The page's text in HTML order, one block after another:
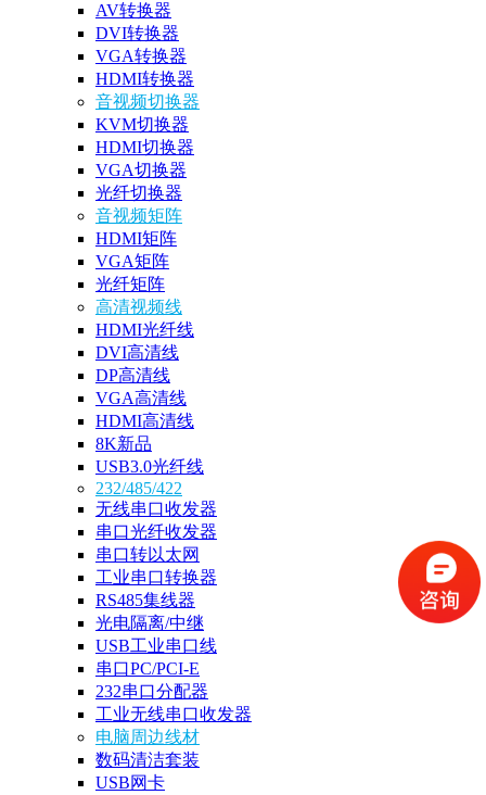
AV转换器
DVI转换器
VGA转换器
HDMI转换器
音视频切换器
KVM切换器
HDMI切换器
VGA切换器
光纤切换器
音视频矩阵
HDMI矩阵
VGA矩阵
光纤矩阵
高清视频线
HDMI光纤线
DVI高清线
DP高清线
VGA高清线
HDMI高清线
8K新品
USB3.0光纤线
232/485/422
无线串口收发器
串口光纤收发器
串口转以太网
工业串口转换器
RS485集线器
光电隔离/中继
USB工业串口线
串口PC/PCI-E
232串口分配器
工业无线串口收发器
电脑周边线材
数码清洁套装
USB网卡